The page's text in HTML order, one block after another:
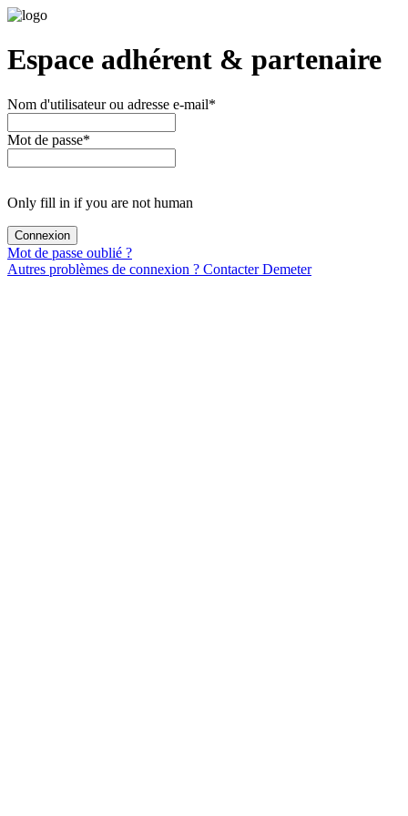
Espace adhérent & partenaire
Nom d'utilisateur ou adresse e-mail*
Mot de passe*
Only fill in if you are not human
Mot de passe oublié ?
Autres problèmes de connexion ? Contacter Demeter